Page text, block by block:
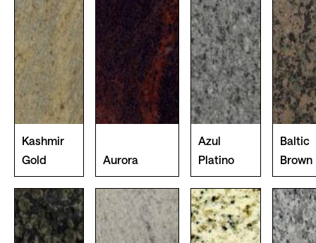
Kashmir
Gold
Aurora
Azul
Platino
Baltic
Brown